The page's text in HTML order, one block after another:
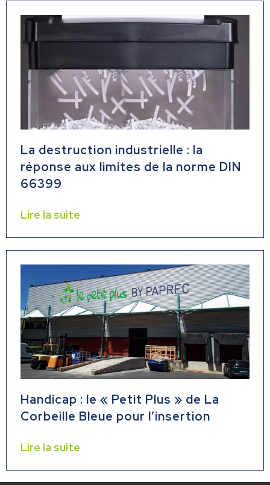
La destruction industrielle : la
réponse aux limites de la norme DIN
66399
Lire la suite
Handicap : le « Petit Plus » de La
Corbeille Bleue pour l’insertion
Lire la suite